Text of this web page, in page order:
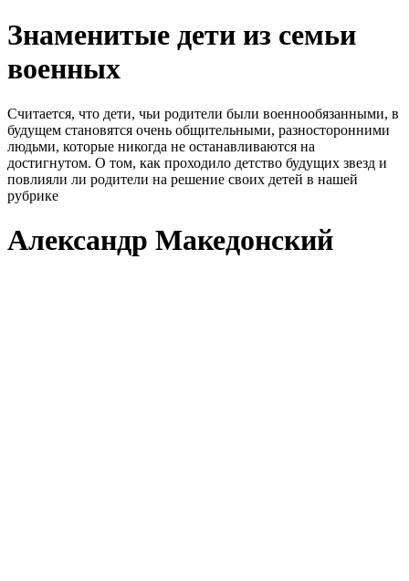
Знаменитые дети из семьи
военных
Считается, что дети, чьи родители были военнообязанными, в
будущем становятся очень общительными, разносторонними
людьми, которые никогда не останавливаются на
достигнутом. О том, как проходило детство будущих звезд и
повлияли ли родители на решение своих детей в нашей
рубрике
Александр Македонский